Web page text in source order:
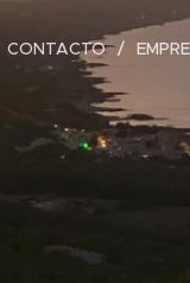
CONTACTO